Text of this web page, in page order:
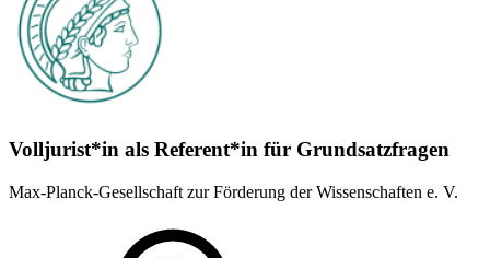
Volljurist*in als Referent*in für Grundsatz­fragen
Max-Planck-Gesellschaft zur Förderung der Wissenschaften e. V.